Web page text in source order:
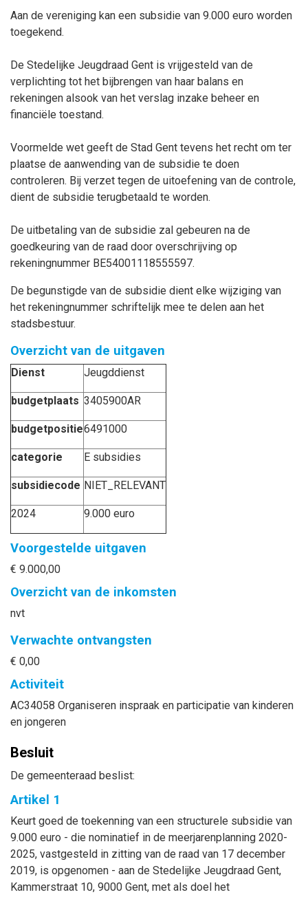
Aan de vereniging kan een subsidie van 9.000 euro worden
toegekend.
De Stedelijke Jeugdraad Gent is vrijgesteld van de
verplichting tot het bijbrengen van haar balans en
rekeningen alsook van het verslag inzake beheer en
financiële toestand.
Voormelde wet geeft de Stad Gent tevens het recht om ter
plaatse de aanwending van de subsidie te doen
controleren. Bij verzet tegen de uitoefening van de controle,
dient de subsidie terugbetaald te worden.
De uitbetaling van de subsidie zal gebeuren na de
goedkeuring van de raad door overschrijving op
rekeningnummer BE54001118555597.
De begunstigde van de subsidie dient elke wijziging van
het rekeningnummer schriftelijk mee te delen aan het
stadsbestuur.
Overzicht van de uitgaven
Dienst Jeugddienst
budgetplaats 3405900AR
budgetpositie6491000
categorie E subsidies
subsidiecode NIET_RELEVANT
2024 9.000 euro
Voorgestelde uitgaven
€ 9.000,00
Overzicht van de inkomsten
nvt
Verwachte ontvangsten
€ 0,00
Activiteit
AC34058 Organiseren inspraak en participatie van kinderen
en jongeren
Besluit
De gemeenteraad beslist:
Artikel 1
Keurt goed de toekenning van een structurele subsidie van
9.000 euro - die nominatief in de meerjarenplanning 2020-
2025, vastgesteld in zitting van de raad van 17 december
2019, is opgenomen - aan de Stedelijke Jeugdraad Gent,
Kammerstraat 10, 9000 Gent, met als doel het